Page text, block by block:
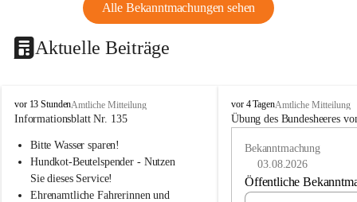
Alle Bekanntmachungen sehen
Aktuelle Beiträge
B
u
h
vor 13 StundenAmtliche Mitteilung
Informationsblatt Nr. 135
Bitte Wasser sparen!
Hundkot-Beutelspender - Nutzen
Sie dieses Service!
Ehrenamtliche Fahrerinnen und
B
u
vor 4 TagenAmtliche Mitteilung
Übung des Bundesheeres
Bekanntmachung
03.08.2026
Öffentliche